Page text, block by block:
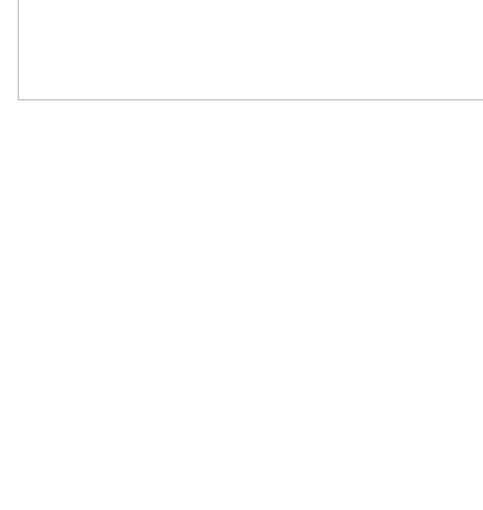
Görüş ve önerileriniz için teşekkür ederiz.